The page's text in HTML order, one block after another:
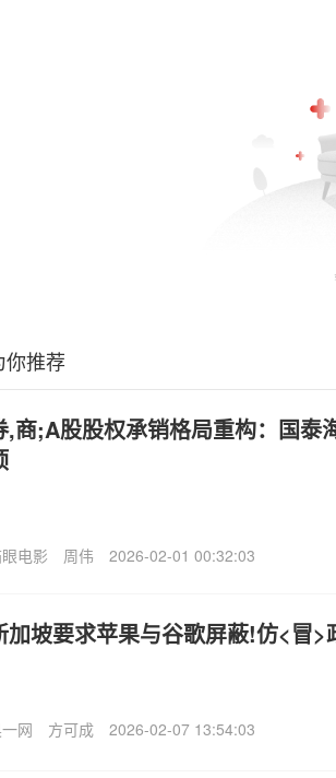
你推荐
,商;A股股权承销格局重构：国泰
电影 周伟 2026-02-01 00:32:03
加坡要求苹果与谷歌屏蔽!仿<冒>
网 方可成 2026-02-07 13:54:03